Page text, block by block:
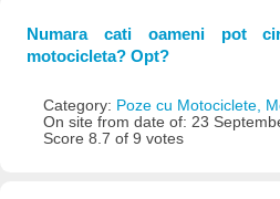
Numara cati oameni pot
motocicleta? Opt?
Category: Poze cu Motociclete,
On site from date of: 23
Score 8.7 of 9 votes